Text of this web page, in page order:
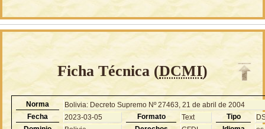
Ficha Técnica (DCMI)
Norma
Bolivia: Decreto Supremo Nº 27463, 21 de abril de 2004
Fecha
2023-03-05 Formato Text Tipo